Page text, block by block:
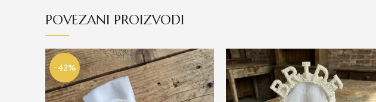
POVEZANI PROIZVODI
-42%